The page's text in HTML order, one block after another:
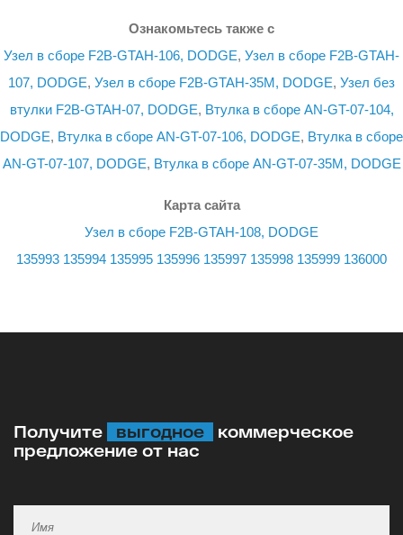
Ознакомьтесь также с
Узел в сборе F2B-GTAH-106, DODGE, Узел в сборе F2B-GTAH-
107, DODGE, Узел в сборе F2B-GTAH-35M, DODGE, Узел без
втулки F2B-GTAH-07, DODGE, Втулка в сборе AN-GT-07-104,
DODGE, Втулка в сборе AN-GT-07-106, DODGE, Втулка в сборе
AN-GT-07-107, DODGE, Втулка в сборе AN-GT-07-35M, DODGE
Карта сайта
Узел в сборе F2B-GTAH-108, DODGE
135993 135994 135995 135996 135997 135998 135999 136000
Получите выгодное
коммерческое
предложение от нас